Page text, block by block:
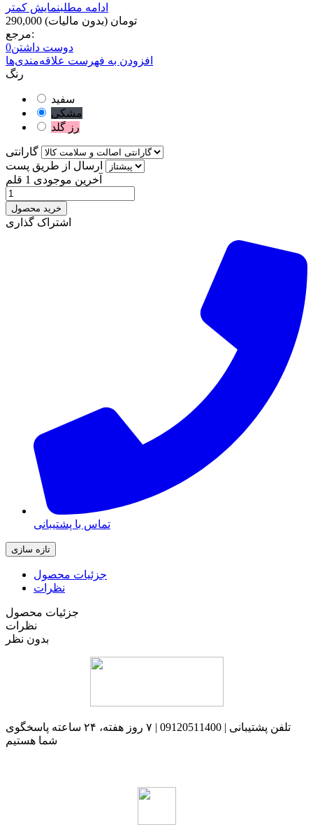
ادامه مطلبنمایش کمتر
290,000 تومان (بدون مالیات)
مرجع:
دوست داشتن0
افزودن به فهرست علاقه‌مندی‌ها
رنگ
سفید
مشکی
رز گلد
گارانتی
ارسال از طریق پست
آخرین موجودی 1 قلم
خرید محصول
اشتراک گذاری
تماس با پشتیبانی
جزئیات محصول
نظرات
جزئیات محصول
نظرات
بدون نظر
تلفن پشتیبانی | 09120511400 | ۷ روز هفته، ۲۴ ساعته پاسخگوی
شما هستیم